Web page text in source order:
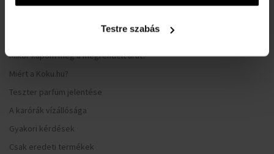
Testre szabás
Mikor kapom meg a megrendelt árut?
Miért a Koku.hu?
Teszter parfüm jelentése
A karórák vízállósága
Gyakori kérdések
Csak eredeti termékek